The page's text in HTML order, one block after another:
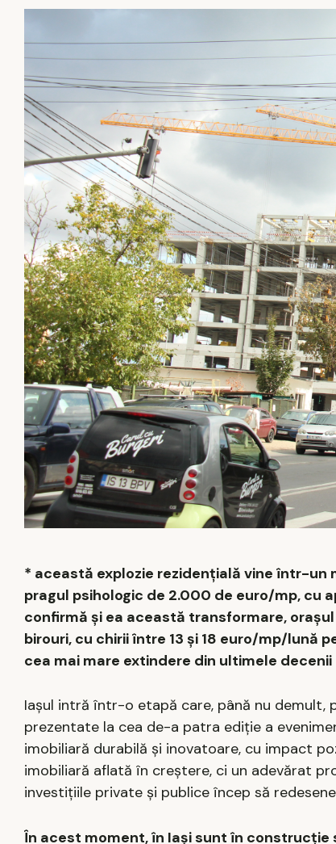
* această explozie rezidențială vine într-
pragul psihologic de 2.000 de euro/mp, cu
confirmă și ea această transformare,
birouri, cu chirii între 13 și 18 euro/mp/lună
cea mai mare extindere din ultimele decenii
Iașul intră într-o etapă care, până nu demult,
prezentate la cea de-a patra ediție a
imobiliară durabilă și inovatoare, cu impact
imobiliară aflată în creștere, ci un adevărat
investițiile private și publice încep să
În acest moment, în Iași sunt în